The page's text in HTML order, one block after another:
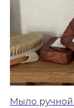
Мыло ручной